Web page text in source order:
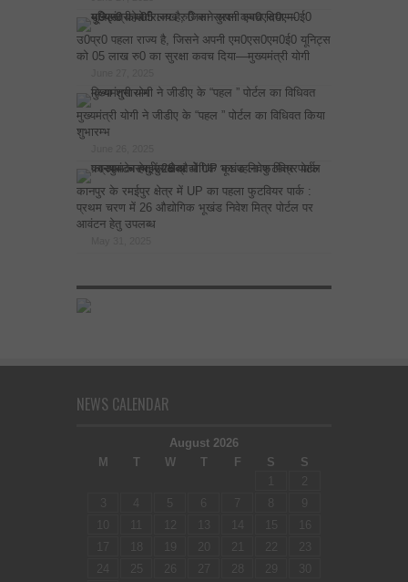
उ0प्र0 पहला राज्य है, जिसने अपनी एम0एस0एम0ई0 यूनिट्स
को 05 लाख रु0 का सुरक्षा कवच दिया—मुख्यमंत्री योगी
मुख्यमंत्री योगी ने जीडीए के “पहल ” पोर्टल का विधिवत किया
शुभारम्भ
कानपुर के रमईपुर क्षेत्र में UP का पहला फुटवियर पार्क :
प्रथम चरण में 26 औद्योगिक भूखंड निवेश मित्र पोर्टल पर
आवंटन हेतु उपलब्ध
NEWS CALENDAR
August 2026
M
T W T F S
S
1
2
3
5 7 8
10
11 12 13 14 15
16
17
18 19 20 21 22
23
24
25 26 27 28 29
30